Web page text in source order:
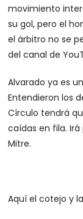
movimiento
su gol, pero el
el árbitro no se
del canal de
Alvarado ya es
Entendieron los
Círculo tendrá
caídas en fila. Irá
Mitre.
Aquí el cotejo y